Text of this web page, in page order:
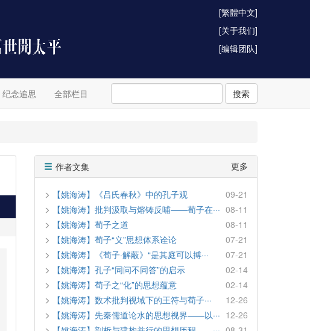
[繁體中文]
[关于我们]
[编辑团队]
纪念追思 全部栏目 搜索
作者文集 更多
【姚海涛】《吕氏春秋》中的孔子观
09-21
【姚海涛】批判汲取与熔铸反哺——荀子在··· 08-11
【姚海涛】荀子之道
08-11
【姚海涛】荀子“义”思想体系诠论
07-21
【姚海涛】《荀子·解蔽》“是其庭可以搏···
07-21
【姚海涛】孔子“同问不同答”的启示
02-14
【姚海涛】荀子之“化”的思想蕴意
02-14
【姚海涛】数术批判视域下的王符与荀子···
12-26
【姚海涛】先秦儒道论水的思想视界——以··· 12-26